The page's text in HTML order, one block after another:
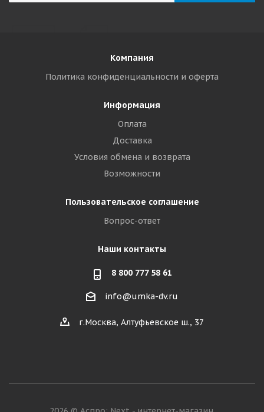
Компания
Политика конфиденциальности и оферта
Информация
Оплата
Доставка
Условия обмена и возврата
Возможности
Пользовательское соглашение
Вопрос-ответ
Наши контакты
8 800 777 58 61
info@umka-dv.ru
г.Москва, Алтуфьевское ш., 37